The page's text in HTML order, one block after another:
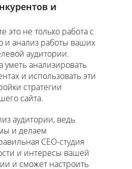
и
не только работа с
и анализ работы ваших
аудитории.
анализировать
и использовать эти
стратегии
сайта.
аудитории, ведь
и делаем
СЕО-студия
и интересы вашей
и сможет настроить